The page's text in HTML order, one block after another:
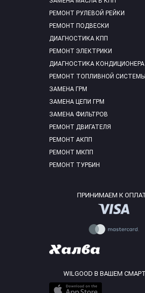
РЕМОНТ РУЛЕВОЙ РЕЙКИ
РЕМОНТ ПОДВЕСКИ
ДИАГНОСТИКА КПП
РЕМОНТ ЭЛЕКТРИКИ
ДИАГНОСТИКА КОНДИЦИОНЕРА
РЕМОНТ ТОПЛИВНОЙ СИСТЕМЫ
ЗАМЕНА ГРМ
ЗАМЕНА ЦЕПИ ГРМ
ЗАМЕНА ФИЛЬТРОВ
РЕМОНТ ДВИГАТЕЛЯ
РЕМОНТ АКПП
РЕМОНТ МКПП
РЕМОНТ ТУРБИН
ПРИНИМАЕМ К
WILGOOD В ВАШЕМ